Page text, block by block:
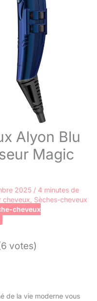
Alyon Blu
Magic
2025 / 4 minutes de
cheveux Sèches-cheveux
cheveux
votes)
de la vie moderne vous